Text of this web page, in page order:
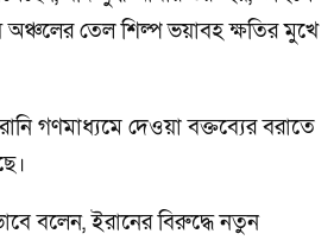
অঞ্চলের তেল শিল্প ভয়াবহ ক্ষতির মুখে
গণমাধ্যমে দেওয়া বক্তব্যের বরাতে
বলেন, ইরানের বিরুদ্ধে নতুন